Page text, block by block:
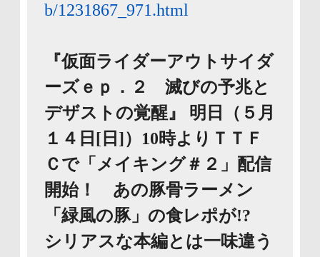
b/1231867_971.html
『仮面ライダーアウトサイダ
ーズｅｐ．２ 滅びの予兆と
デザストの覚醒』 明日（５月
１４日[日]）10時よりＴＴＦ
Ｃで「メイキング＃２」配信
開始！ あの豚骨ラーメン
「緑風の豚」の食レポが!?
シリアスな本編とは一味違う